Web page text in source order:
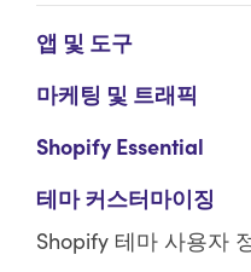
앱 및 도구
마케팅 및 트래픽
Shopify Essential
테마 커스터마이징
Shopify 테마 사용자